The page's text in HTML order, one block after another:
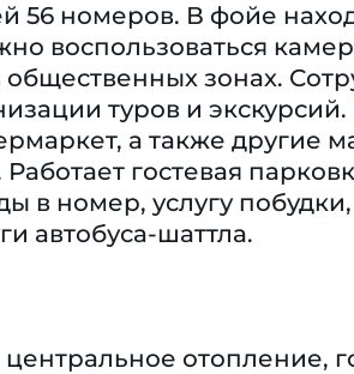
56 номеров. В фойе
воспользоваться
зонах.
туров и
а также другие
гостевая
в номер, услугу
автобуса-шаттла.
отопление,